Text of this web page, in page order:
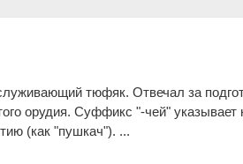
тюфяк. Отвечал за
орудия. Суффикс "-чей" указывает
(как "пушкач"). ...